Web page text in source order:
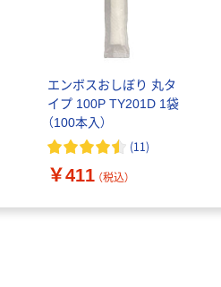
エンボスおしぼり 丸タ
イプ 100P TY201D 1袋
（100本入）
(11)
￥411 （税込）